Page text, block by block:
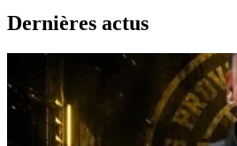
Dernières actus